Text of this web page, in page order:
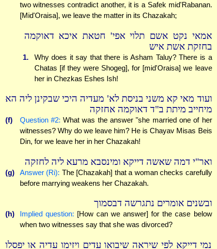
two witnesses contradict another, it is a Safek mid'Rabanan.
[Mid'Oraisa], we leave the matter in its Chazakah;
אמאי נקט אשם תלוי אפי' חטאת איכא דאוקמה
בחזקת אשת איש
1.
Why does it say that there is Asham Taluy? There is a
Chatas [if they were Shogeg], for [mid'Oraisa] we leave
her in Chezkas Eshes Ish!
ועוד מאי קא משני בניסת לא' מעדיה היכי שבקינן ליה הא
מיחייב מיתת ב"ד דאוקמה אחזקה
(f) Question #2: What was the answer "she married one of her
witnesses? Why do we leave him? He is Chayav Misas Beis
Din, for we leave her in her Chazakah!
ואר"י דמה שאשה דייקא ומינסבא מרעא ליה לחזקה
(g) Answer (Ri): The [Chazakah] that a woman checks carefully
before marrying weakens her Chazakah.
ובשנים אומרים נתגרשה דבסמוך
(h) Implied question: [How can we answer] for the case below
when two witnesses say that she was divorced?
נמי דייקא לפי שיראה שיבואו עדים ויזימו עדיה או יפסלו